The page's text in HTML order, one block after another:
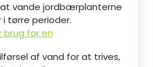
vande jordbærplanterne
tørre perioder.
for en
af vand for at trives,